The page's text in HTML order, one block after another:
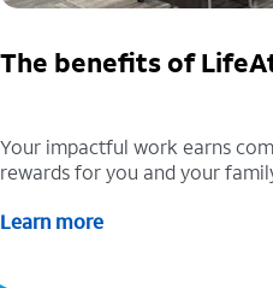
The benefits of
Your impactful work earns
rewards for you and your
Learn more